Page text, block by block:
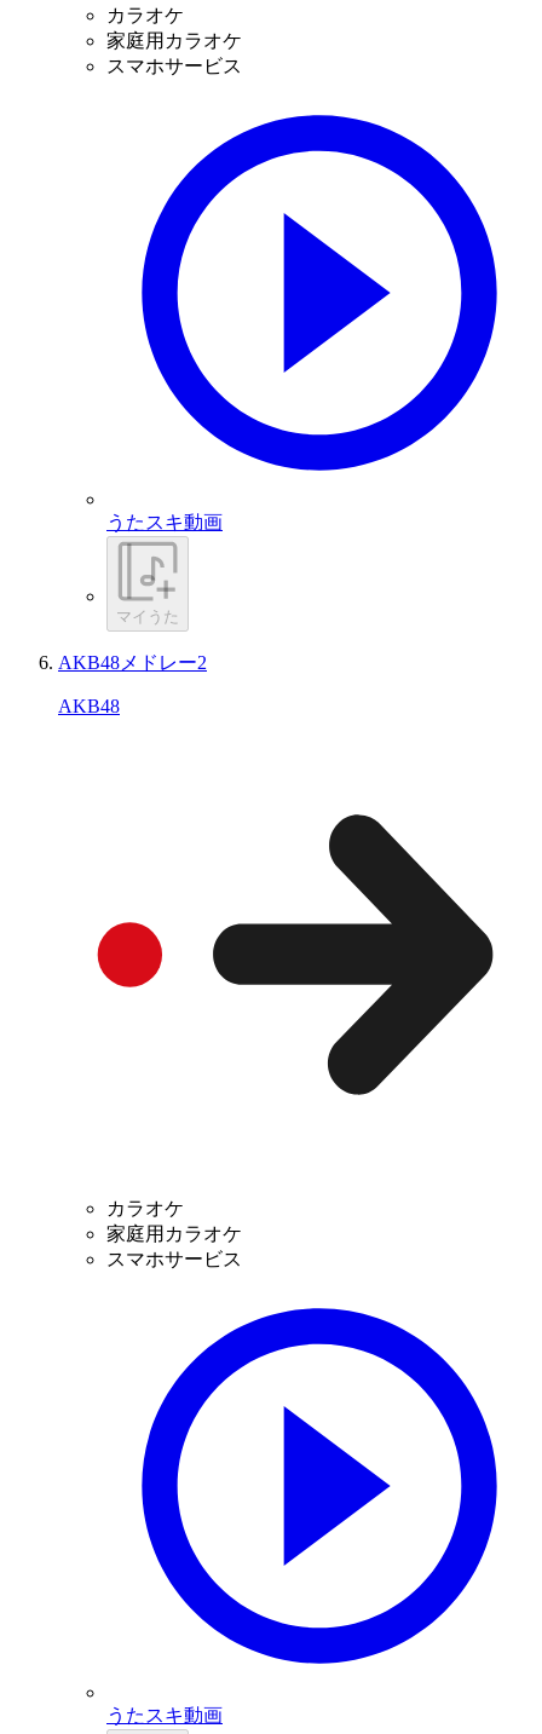
カラオケ
家庭用カラオケ
スマホサービス
うたスキ動画
マイうた
AKB48メドレー2
AKB48
カラオケ
家庭用カラオケ
スマホサービス
うたスキ動画